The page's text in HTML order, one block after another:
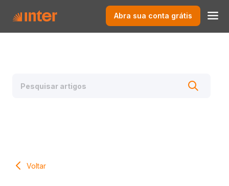
Abra sua conta grátis
Voltar